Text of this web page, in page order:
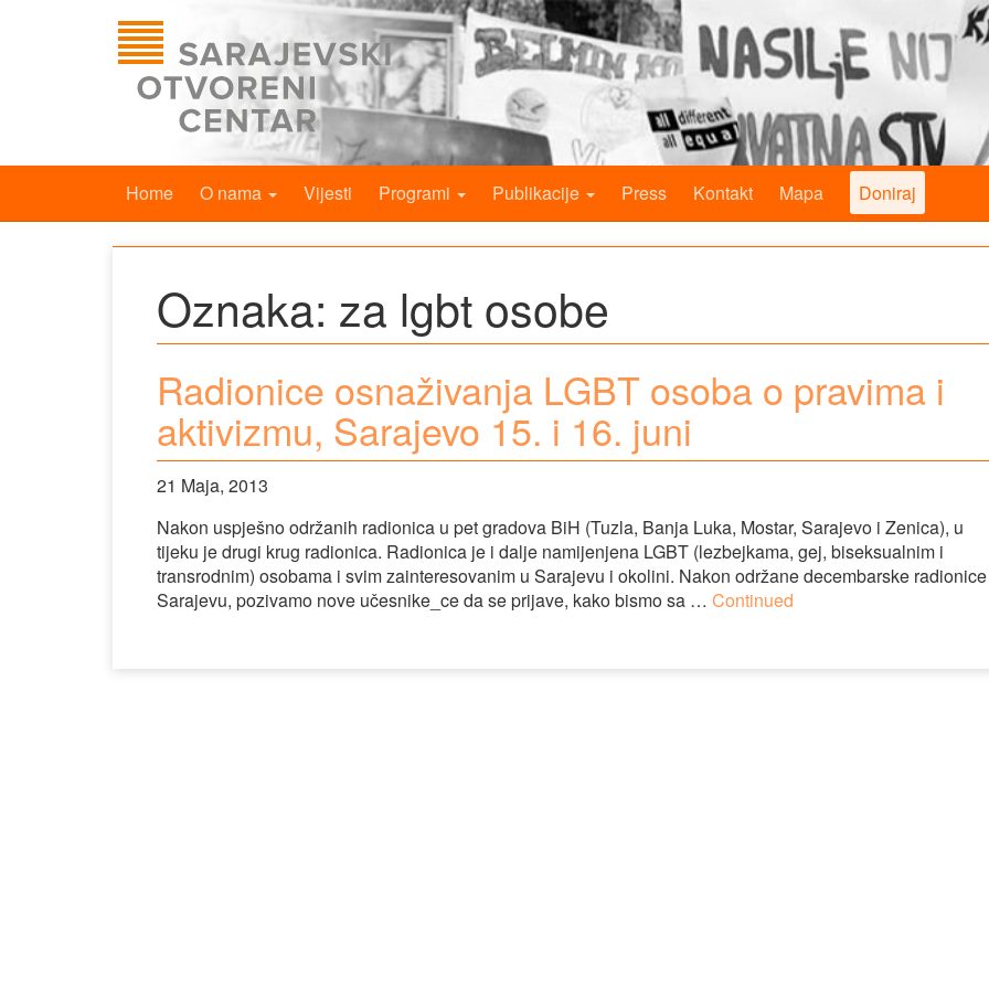
Home O nama Vijesti Programi Publikacije Press Kontakt Mapa Doniraj
Oznaka: za lgbt osobe
Radionice osnaživanja LGBT osoba o pravima i
aktivizmu, Sarajevo 15. i 16. juni
21 Maja, 2013
Nakon uspješno održanih radionica u pet gradova BiH (Tuzla, Banja Luka, Mostar, Sarajevo i Zenica), u
tijeku je drugi krug radionica. Radionica je i dalje namijenjena LGBT (lezbejkama, gej, biseksualnim i
transrodnim) osobama i svim zainteresovanim u Sarajevu i okolini. Nakon održane decembarske
Sarajevu, pozivamo nove učesnike_ce da se prijave, kako bismo sa … Continued